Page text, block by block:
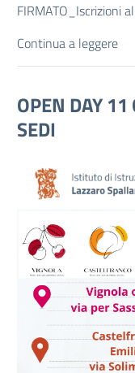
FIRMATO_Iscrizioni
Continua a leggere
OPEN DAY
SEDI